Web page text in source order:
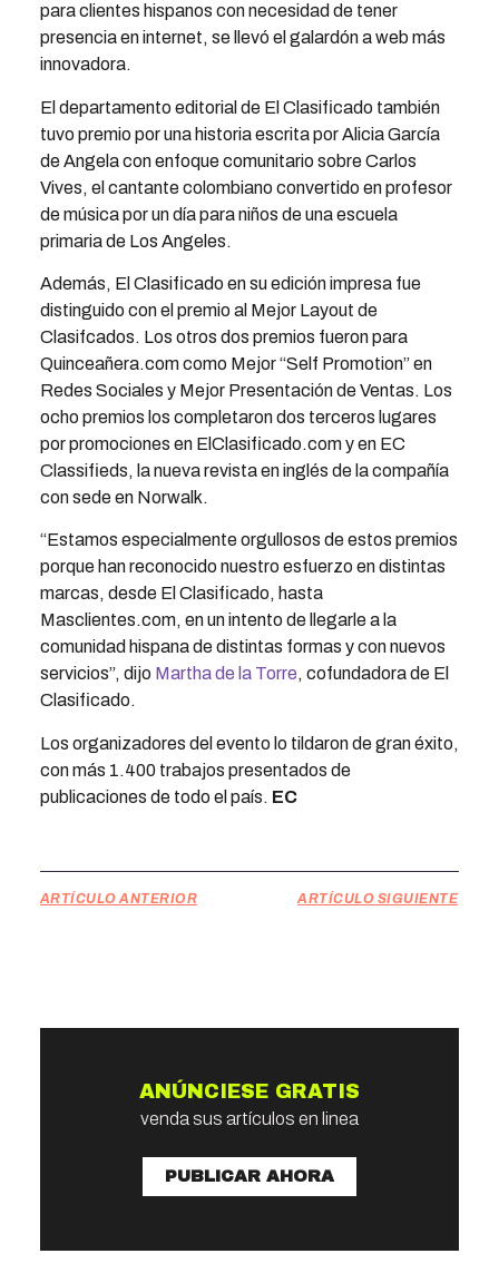
para clientes hispanos con necesidad de tener
presencia en internet, se llevó el galardón a web más
innovadora.
El departamento editorial de El Clasificado también
tuvo premio por una historia escrita por Alicia García
de Angela con enfoque comunitario sobre Carlos
Vives, el cantante colombiano convertido en profesor
de música por un día para niños de una escuela
primaria de Los Angeles.
Además, El Clasificado en su edición impresa fue
distinguido con el premio al Mejor Layout de
Clasifcados. Los otros dos premios fueron para
Quinceañera.com como Mejor “Self Promotion” en
Redes Sociales y Mejor Presentación de Ventas. Los
ocho premios los completaron dos terceros lugares
por promociones en ElClasificado.com y en EC
Classifieds, la nueva revista en inglés de la compañía
con sede en Norwalk.
“Estamos especialmente orgullosos de estos premios
porque han reconocido nuestro esfuerzo en distintas
marcas, desde El Clasificado, hasta
Masclientes.com, en un intento de llegarle a la
comunidad hispana de distintas formas y con nuevos
servicios”, dijo Martha de la Torre, cofundadora de El
Clasificado.
Los organizadores del evento lo tildaron de gran éxito,
con más 1.400 trabajos presentados de
publicaciones de todo el país. EC
ARTÍCULO ANTERIOR ARTÍCULO SIGUIENTE
ANÚNCIESE GRATIS
venda sus artículos en linea
PUBLICAR AHORA